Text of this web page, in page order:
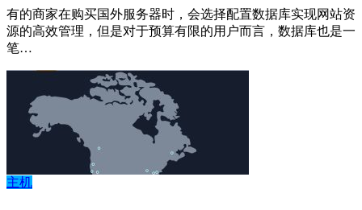
有的商家在购买国外服务器时，会选择配置数据库实现网站资
源的高效管理，但是对于预算有限的用户而言，数据库也是一
笔…
主机